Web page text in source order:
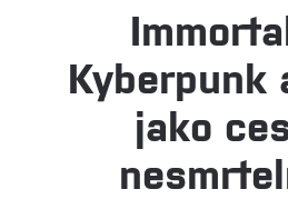
Kyberpunk
jako